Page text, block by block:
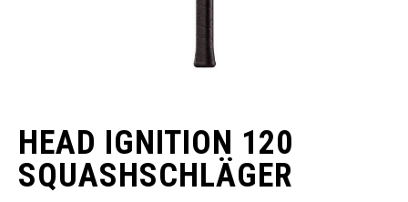
begin
van
de
afbeeldingen-
HEAD IGNITION 120
SQUASHSCHLÄGER